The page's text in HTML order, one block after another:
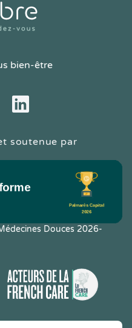
bien-être
LinkedIn
soutenue par
Douces 2026-